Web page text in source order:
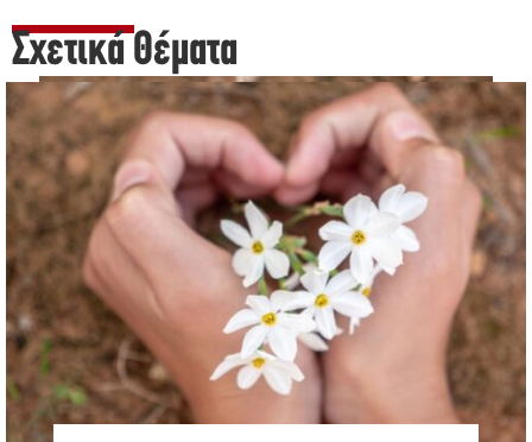
Σχετικά Θέματα